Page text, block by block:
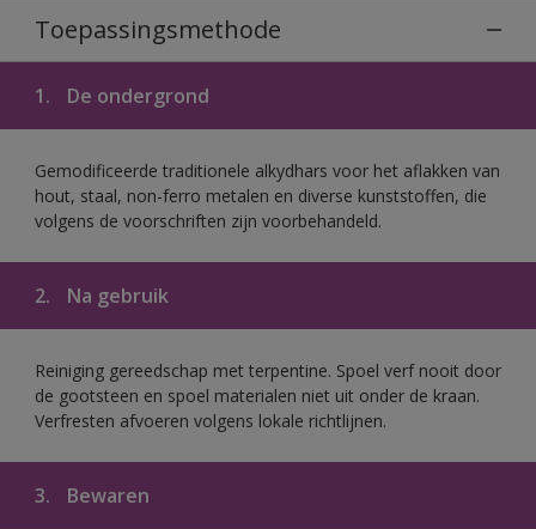
Toepassingsmethode
1. De ondergrond
Gemodificeerde traditionele alkydhars voor het aflakken van
hout, staal, non-ferro metalen en diverse kunststoffen, die
volgens de voorschriften zijn voorbehandeld.
2. Na gebruik
Reiniging gereedschap met terpentine. Spoel verf nooit door
de gootsteen en spoel materialen niet uit onder de kraan.
Verfresten afvoeren volgens lokale richtlijnen.
3. Bewaren